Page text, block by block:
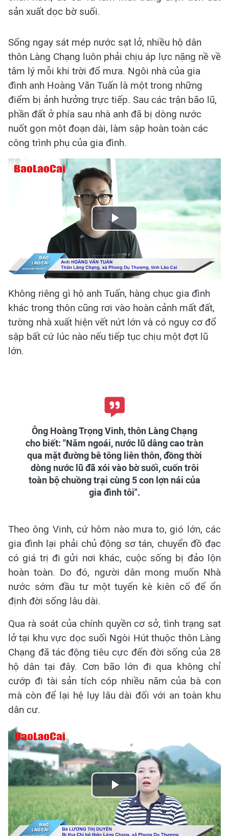
sản xuất dọc bờ suối.
Sống ngay sát mép nước sạt lở, nhiều hộ dân
thôn Làng Chạng luôn phải chịu áp lực nặng nề về
tâm lý mỗi khi trời đổ mưa. Ngôi nhà của gia
đình anh Hoàng Văn Tuấn là một trong những
điểm bị ảnh hưởng trực tiếp. Sau các trận bão lũ,
phần đất ở phía sau nhà anh đã bị dòng nước
nuốt gọn một đoạn dài, làm sập hoàn toàn các
công trình phụ của gia đình.
Play
Video
Không riêng gì hộ anh Tuấn, hàng chục gia đình
khác trong thôn cũng rơi vào hoàn cảnh mất đất,
tường nhà xuất hiện vết nứt lớn và có nguy cơ đổ
sập bất cứ lúc nào nếu tiếp tục chịu một đợt lũ
lớn.
Ông Hoàng Trọng Vinh, thôn Làng Chạng
cho biết: "Năm ngoái, nước lũ dâng cao tràn
qua mặt đường bê tông liên thôn, đồng thời
dòng nước lũ đã xói vào bờ suối, cuốn trôi
toàn bộ chuồng trại cùng 5 con lợn nái của
gia đình tôi".
Theo ông Vinh, cứ hôm nào mưa to, gió lớn, các
gia đình lại phải chủ động sơ tán, chuyển đồ đạc
có giá trị đi gửi nơi khác, cuộc sống bị đảo lộn
hoàn toàn. Do đó, người dân mong muốn Nhà
nước sớm đầu tư một tuyến kè kiên cố để ổn
định đời sống lâu dài.
Qua rà soát của chính quyền cơ sở, tình trạng sạt
lở tại khu vực dọc suối Ngòi Hút thuộc thôn Làng
Chạng đã tác động tiêu cực đến đời sống của 28
hộ dân tại đây. Cơn bão lớn đi qua không chỉ
cướp đi tài sản tích cóp nhiều năm của bà con
mà còn để lại hệ lụy lâu dài đối với an toàn khu
dân cư.
Play
Video